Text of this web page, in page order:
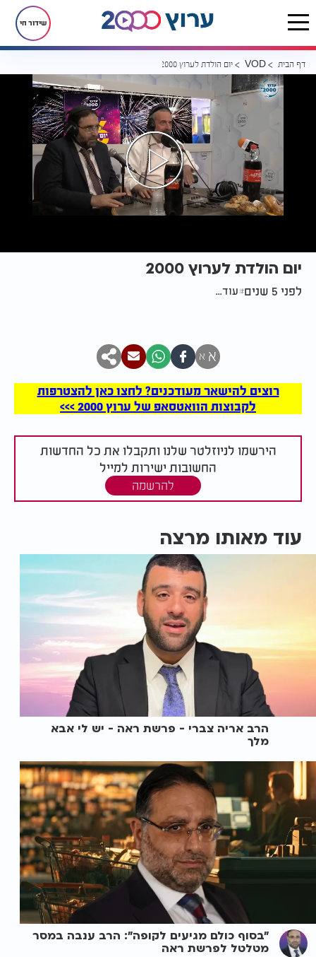
שידור חי
דף הבית VOD יום הולדת לערוץ 2000
יום הולדת לערוץ 2000
לפני 5 שנים עוד...
א א
רוצים להישאר מעודכנים? לחצו כאן להצטרפות
לקבוצות הוואטסאפ של ערוץ 2000 >>>
הירשמו לניוזלטר שלנו ותקבלו את כל החדשות
החשובות ישירות למייל
להרשמה
עוד מאותו מרצה
הרב אריה צברי - פרשת ראה - יש לי אבא
מלך
"בסוף כולם מגיעים לקופה": הרב ענבה במסר
מטלטל לפרשת ראה